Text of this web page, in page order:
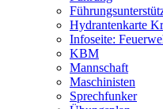
Hydrantenkarte
Infoseite:
KBM
Mannschaft
Maschinisten
Sprechfunker